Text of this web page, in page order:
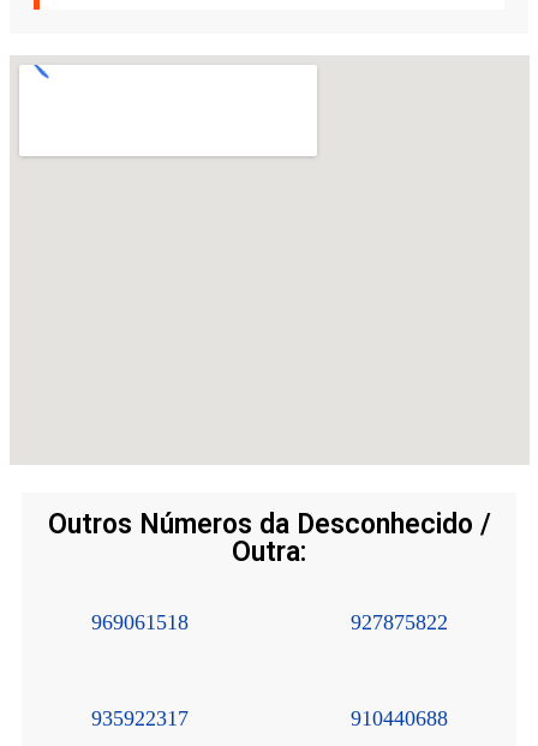
Outros Números da Desconhecido /
Outra:
969061518 927875822
935922317 910440688